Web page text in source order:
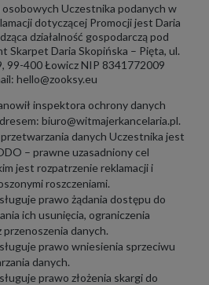
Uczestnika podanych w
dotyczącej Promocji jest Daria
działalność gospodarczą pod
Skarpet Daria Skopińska – Pięta, ul.
99-400 Łowicz NIP 8341772009
hello@zooksy.eu
inspektora ochrony danych
biuro@witmajerkancelaria.pl.
danych Uczestnika jest
– prawne uzasadniony cel
jest rozpatrzenie reklamacji i
roszczeniami.
prawo żądania dostępu do
ich usunięcia, ograniczenia
danych.
prawo wniesienia sprzeciwu
danych.
prawo złożenia skargi do